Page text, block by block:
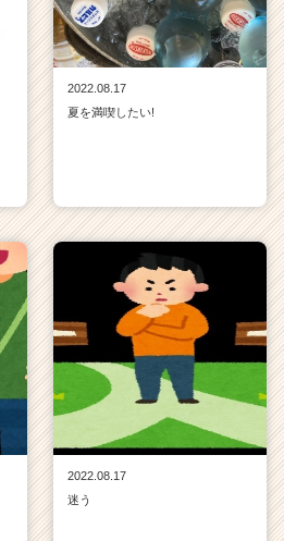
2022.08.17
夏を満喫したい!
2022.08.17
迷う